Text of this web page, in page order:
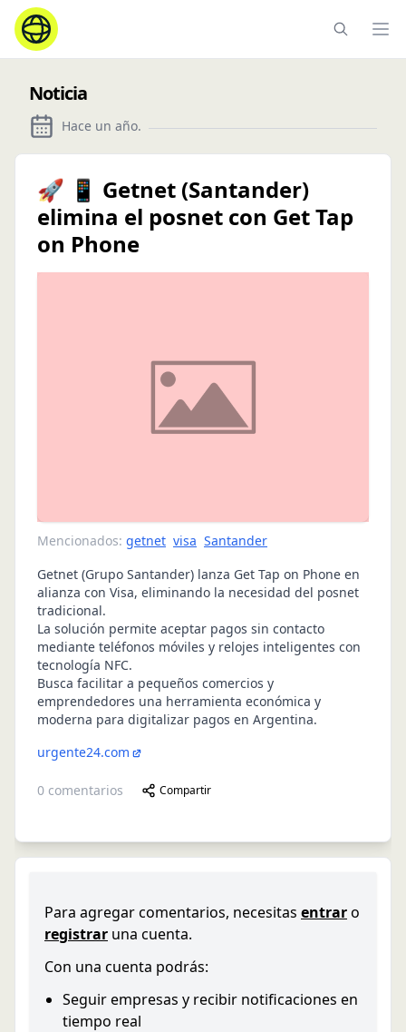
Noticia
Hace un año.
🚀 📱 Getnet (Santander)
elimina el posnet con Get Tap
on Phone
Mencionados: getnet visa Santander
Getnet (Grupo Santander) lanza Get Tap on Phone en
alianza con Visa, eliminando la necesidad del posnet
tradicional.
La solución permite aceptar pagos sin contacto
mediante teléfonos móviles y relojes inteligentes con
tecnología NFC.
Busca facilitar a pequeños comercios y
emprendedores una herramienta económica y
moderna para digitalizar pagos en Argentina.
urgente24.com
0 comentarios Compartir
Para agregar comentarios, necesitas entraro
registrar una cuenta.
Con una cuenta podrás:
Seguir empresas y recibir notificaciones en
tiempo real